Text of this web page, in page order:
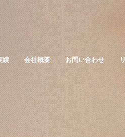
績 会社概要 お問い合わせ